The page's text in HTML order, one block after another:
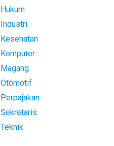
Hukum
Industri
Kesehatan
Komputer
Magang
Otomotif
Perpajakan
Sekretaris
Teknik